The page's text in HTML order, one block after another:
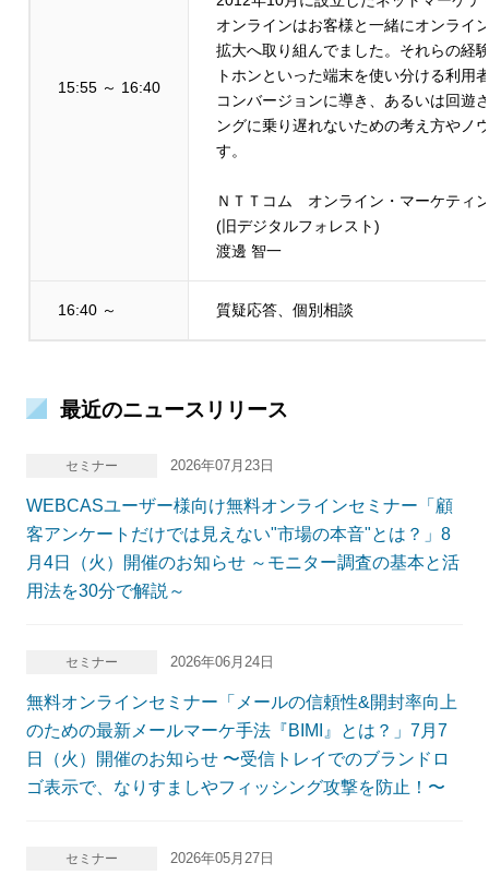
15:55 ～ 16:40
オンラインはお客様と一緒にオンライ
拡大へ取り組んでました。それらの経
トホンといった端末を使い分ける利用
コンバージョンに導き、あるいは回遊
ングに乗り遅れないための考え方やノ
す。
ＮＴＴコム オンライン・マーケティ
(旧デジタルフォレスト)
渡邊 智一
16:40 ～ 質疑応答、個別相談
最近のニュースリリース
セミナー 2026年07月23日
WEBCASユーザー様向け無料オンラインセミナー「顧
客アンケートだけでは見えない"市場の本音"とは？」8
月4日（火）開催のお知らせ ～モニター調査の基本と活
用法を30分で解説～
セミナー 2026年06月24日
無料オンラインセミナー「メールの信頼性&開封率向上
のための最新メールマーケ手法『BIMI』とは？」7月7
日（火）開催のお知らせ 〜受信トレイでのブランドロ
ゴ表示で、なりすましやフィッシング攻撃を防止！〜
セミナー 2026年05月27日